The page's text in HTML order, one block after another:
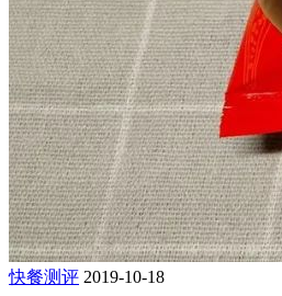
快餐测评 2019-10-18